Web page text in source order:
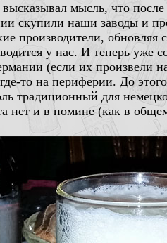
мысль, что
скупили наши заводы и
производители,
у нас. И теперь уже
(если их произвели
то на периферии. До
традиционный для
нет и в помине (как в